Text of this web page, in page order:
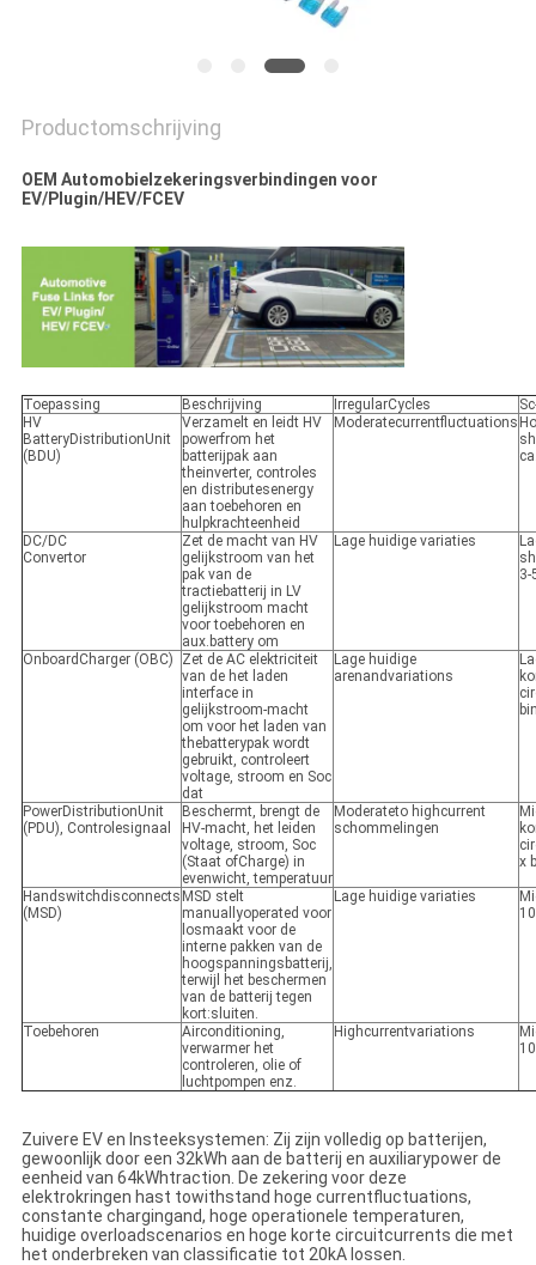
Productomschrijving
OEM Automobielzekeringsverbindingen voor
EV/Plugin/HEV/FCEV
Toepassing Beschrijving IrregularCycles
HV
BatteryDistributionUnit
(BDU)
Verzamelt en leidt HV
powerfrom het
batterijpak aan
theinverter, controles
en distributesenergy
aan toebehoren en
hulpkrachteenheid
Moderatecurrentfluctuations
DC/DC
Convertor
Zet de macht van HV
gelijkstroom van het
pak van de
tractiebatterij in LV
gelijkstroom macht
voor toebehoren en
aux.battery om
Lage huidige variaties
3-
OnboardCharger (OBC)
Zet de AC elektriciteit
van de het laden
interface in
gelijkstroom-macht
om voor het laden van
thebatterypak wordt
gebruikt, controleert
voltage, stroom en Soc
dat
Lage huidige
arenandvariations
PowerDistributionUnit
(PDU), Controlesignaal
Beschermt, brengt de
HV-macht, het leiden
voltage, stroom, Soc
(Staat ofCharge) in
evenwicht, temperatuur
Moderateto highcurrent
schommelingen
x
Handswitchdisconnects
(MSD)
MSD stelt
manuallyoperated voor
losmaakt voor de
interne pakken van de
hoogspanningsbatterij,
terwijl het beschermen
van de batterij tegen
kort:sluiten.
Lage huidige variaties
10
Toebehoren
Airconditioning,
verwarmer het
controleren, olie of
luchtpompen enz.
Highcurrentvariations
10
Zuivere EV en Insteeksystemen: Zij zijn volledig op batterijen,
gewoonlijk door een 32kWh aan de batterij en auxiliarypower de
eenheid van 64kWhtraction. De zekering voor deze
elektrokringen hast towithstand hoge currentfluctuations,
constante chargingand, hoge operationele temperaturen,
huidige overloadscenarios en hoge korte circuitcurrents die met
het onderbreken van classificatie tot 20kA lossen.